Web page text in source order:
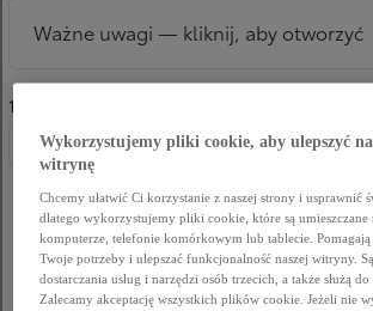
Wykorzystujemy pliki cookie, aby ulepszyć
witrynę
Chcemy ułatwić Ci korzystanie z naszej strony i usprawnić
dlatego wykorzystujemy pliki cookie, które są umieszczane
komputerze, telefonie komórkowym lub tablecie.
Twoje potrzeby i ulepszać funkcjonalność naszej witryny.
dostarczania usług i narzędzi osób trzecich, a także służą
Zalecamy akceptację wszystkich plików cookie. Jeżeli nie